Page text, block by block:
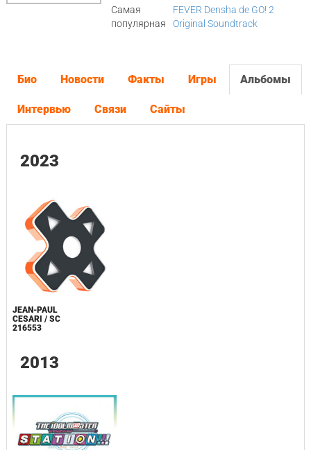
Самая
популярная
FEVER Densha de GO! 2
Original Soundtrack
Био Новости Факты Игры Альбомы
Интервью Связи Сайты
2023
JEAN-PAUL
CESARI / SC
216553
2013